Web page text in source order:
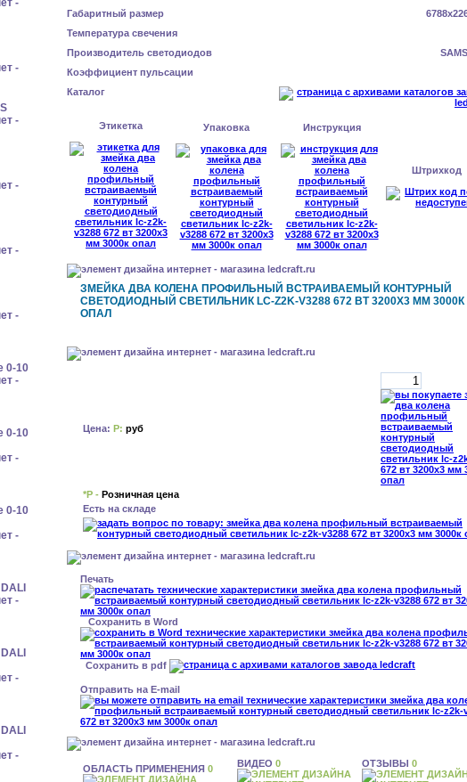
0-10
0-10
0-10
Габаритный размер
Температура свечения
Производитель светодиодов
Коэффициент пульсации
Каталог
Этикетка Упаковка Инструкция
Штрихкод
ЗМЕЙКА ДВА КОЛЕНА ПРОФИЛЬНЫЙ ВСТРАИВАЕМЫЙ КОНТУРНЫЙ
СВЕТОДИОДНЫЙ СВЕТИЛЬНИК LC-Z2K-V3288 672 ВТ 3200X3 ММ 3000К
ОПАЛ
Цена: Р: руб
*Р - Розничная цена
Есть на складе
Печать
Сохранить в Word
Сохранить в pdf
Отправить на E-mail
ОБЛАСТЬ ПРИМЕНЕНИЯ 0 ВИДЕО 0 ОТЗЫВЫ 0